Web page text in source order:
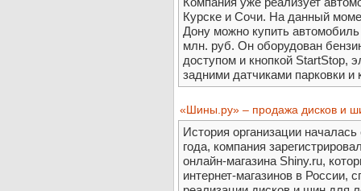
Курске и Сочи. На данный
Дону можно купить
млн. руб. Он оборудован
доступом и кнопкой StartStop,
задними датчиками парковки и
«Шины.ру» – продажа дисков и
История организации
года, компания
онлайн-магазина Shiny.ru,
интернет-магазинов в России,